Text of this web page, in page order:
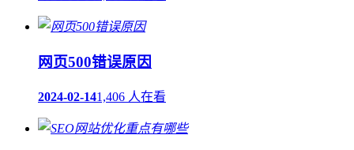
网页500错误原因
2024-02-141,406 人在看